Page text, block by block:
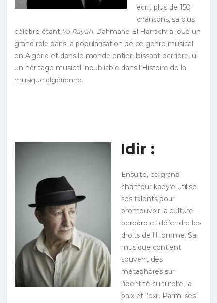
écrit plus de 150
chansons, sa plus
célèbre étant Ya Rayah. Dahmane El Harrachi a joué un
grand rôle dans la popularisation de ce genre musical
en Algérie et dans le monde entier, laissant derrière lui
un héritage musical inoubliable dans l’Histoire de la
musique algérienne.
Idir :
Ensuite, ce grand
chanteur kabyle utilise
ses talents pour
promouvoir la culture
berbère et défendre les
droits de l’Homme. Sa
musique contient
souvent des
métaphores sur
l’identité culturelle, la
paix et l’exil. Parmi ses